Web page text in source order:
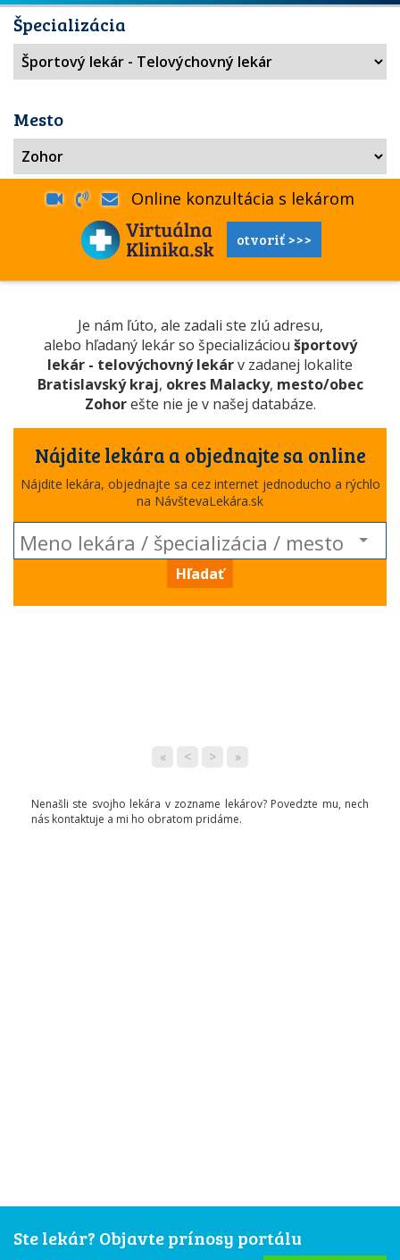
Špecializácia
Mesto
Online konzultácia s lekárom
otvoriť >>>
Je nám ľúto, ale zadali ste zlú adresu,
alebo hľadaný lekár so špecializáciou športový
lekár - telovýchovný lekárv zadanej lokalite
Bratislavský kraj, okres Malacky, mesto/obec
Zohorešte nie je v našej databáze.
Nájdite lekára a objednajte sa online
Nájdite lekára, objednajte sa cez internet jednoducho a rýchlo
na NávštevaLekára.sk
Hľadať
« < > »
Nenašli ste svojho lekára v zozname lekárov? Povedzte mu, nech
nás kontaktuje a mi ho obratom pridáme.
Ste lekár? Objavte prínosy portálu